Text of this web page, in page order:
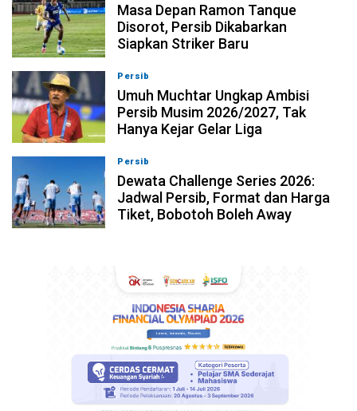
Masa Depan Ramon Tanque
Disorot, Persib Dikabarkan
Siapkan Striker Baru
Persib
Umuh Muchtar Ungkap Ambisi
Persib Musim 2026/2027, Tak
Hanya Kejar Gelar Liga
Persib
Dewata Challenge Series 2026:
Jadwal Persib, Format dan Harga
Tiket, Bobotoh Boleh Away